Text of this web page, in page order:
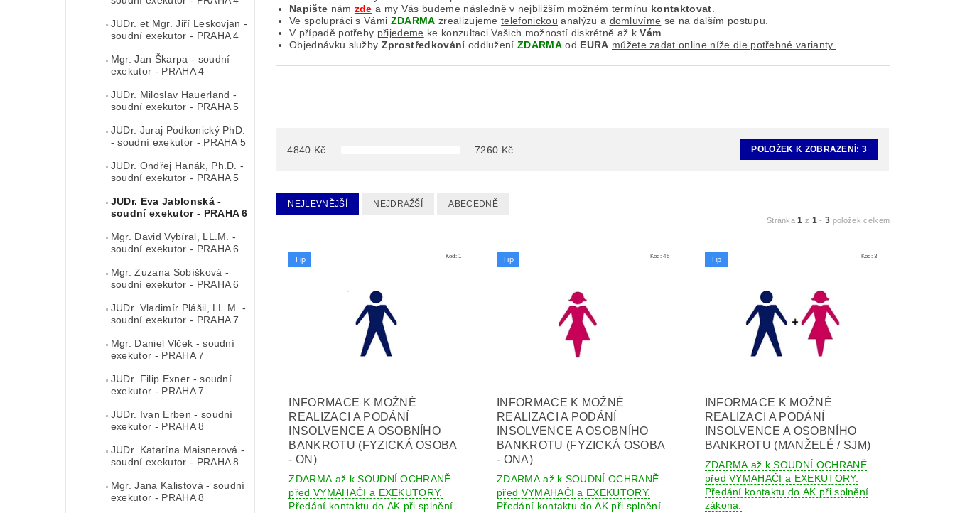
JUDr. et Mgr. Jiří Leskovjan -
soudní exekutor - PRAHA 4
Mgr. Jan Škarpa - soudní
exekutor - PRAHA 4
JUDr. Miloslav Hauerland -
soudní exekutor - PRAHA 5
JUDr. Juraj Podkonický PhD.
- soudní exekutor - PRAHA 5
JUDr. Ondřej Hanák, Ph.D. -
soudní exekutor - PRAHA 5
JUDr. Eva Jablonská -
soudní exekutor - PRAHA 6
Mgr. David Vybíral, LL.M. -
soudní exekutor - PRAHA 6
Mgr. Zuzana Sobíšková -
soudní exekutor - PRAHA 6
JUDr. Vladimír Plášil, LL.M. -
soudní exekutor - PRAHA 7
Mgr. Daniel Vlček - soudní
exekutor - PRAHA 7
JUDr. Filip Exner - soudní
exekutor - PRAHA 7
JUDr. Ivan Erben - soudní
exekutor - PRAHA 8
JUDr. Katarína Maisnerová -
soudní exekutor - PRAHA 8
Mgr. Jana Kalistová - soudní
exekutor - PRAHA 8
Napište nám zde a my Vás budeme následně v nejbližším možném termínu kontaktovat
Ve spolupráci s Vámi ZDARMA zrealizujemetelefonickou analýzu a domluvíme se na dalším postupu.
V případě potřeby přijedeme ke konzultaci Vašich možností diskrétně až kVám
Objednávku služby ZprostředkováníoddluženíZDARMA od EURA můžete zadat online níže dle potřebné varianty.
4840 Kč 7260 Kč POLOŽEK K ZOBRAZENÍ:3
NEJLEVNĚJŠÍ NEJDRAŽŠÍ ABECEDNĚ
Stránka1 z 1 -3 položek celkem
Tip Kód:1
INFORMACE K MOŽNÉ
REALIZACI A PODÁNÍ
INSOLVENCE A OSOBNÍHO
BANKROTU (FYZICKÁ OSOBA
- ON)
ZDARMA až k SOUDNÍ OCHRANĚ
před VYMAHAČI a EXEKUTORY.
Předání kontaktu do AK při splnění
Tip Kód:46
INFORMACE K MOŽNÉ
REALIZACI A PODÁNÍ
INSOLVENCE A OSOBNÍHO
BANKROTU (FYZICKÁ OSOBA
- ONA)
ZDARMA až k SOUDNÍ OCHRANĚ
před VYMAHAČI a EXEKUTORY.
Předání kontaktu do AK při splnění
Tip Kód:3
INFORMACE K MOŽNÉ
REALIZACI A PODÁNÍ
INSOLVENCE A OSOBNÍHO
BANKROTU (MANŽELÉ / SJM)
ZDARMA až k SOUDNÍ OCHRANĚ
před VYMAHAČI a EXEKUTORY.
Předání kontaktu do AK při splnění
zákona.